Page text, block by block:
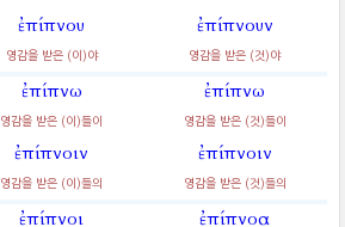
ἐπίπνου
영감을 받은 (이)야
ἐπίπνουν
영감을 받은 (것)야
ἐπίπνω
영감을 받은 (이)들이
ἐπίπνω
영감을 받은 (것)들이
ἐπίπνοιν
영감을 받은 (이)들의
ἐπίπνοιν
영감을 받은 (것)들의
ἐπίπνοι ἐπίπνοα